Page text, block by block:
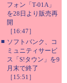
フォン「T-01A」
を28日より販売再
開
［16:47］
■ ソフトバンク、コ
ミュニティサービ
ス「S!タウン」を9
月末で終了
［15:51］